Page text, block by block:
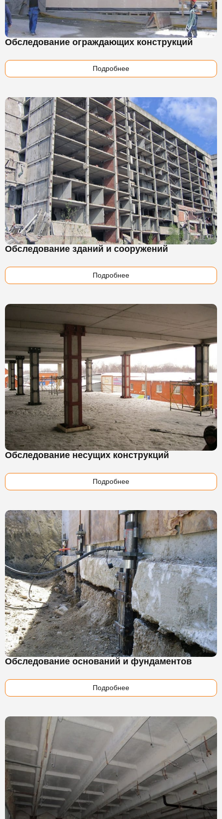
Обследование ограждающих конструкций
Подробнее
Обследование зданий и сооружений
Подробнее
Обследование несущих конструкций
Подробнее
Обследование оснований и фундаментов
Подробнее